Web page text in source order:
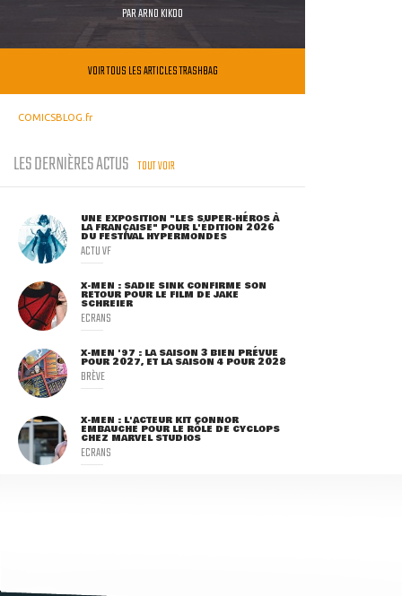
PARARNO KIKOO
VOIR TOUS LES ARTICLES TRASHBAG
COMICSBLOG.fr
LES DERNIÈRES ACTUS TOUT VOIR
UNE EXPOSITION "LES SUPER-HÉROS À
LA FRANÇAISE" POUR L'ÉDITION 2026
DU FESTIVAL HYPERMONDES
ACTU VF
X-MEN : SADIE SINK CONFIRME SON
RETOUR POUR LE FILM DE JAKE
SCHREIER
ECRANS
X-MEN '97 : LA SAISON 3 BIEN PRÉVUE
POUR 2027, ET LA SAISON 4 POUR 2028
BRÈVE
X-MEN : L'ACTEUR KIT CONNOR
EMBAUCHÉ POUR LE RÔLE DE CYCLOPS
CHEZ MARVEL STUDIOS
ECRANS